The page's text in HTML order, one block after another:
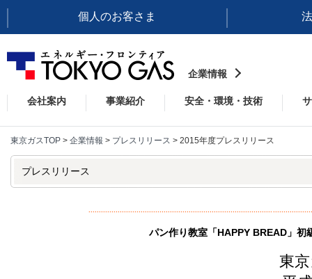
個人のお客さま
企業情報
会社案内 事業紹介 安全・環境・技術
東京ガスTOP > 企業情報 > プレスリリース > 2015年度プレスリリース
プレスリリース
パン作り教室「HAPPY BREAD」初
東